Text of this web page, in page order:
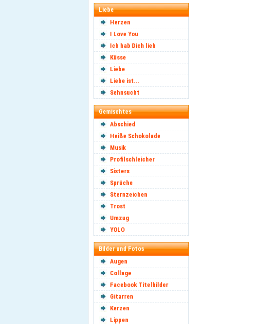
Liebe
Herzen
I Love You
Ich hab Dich lieb
Küsse
Liebe
Liebe ist...
Sehnsucht
Gemischtes
Abschied
Heiße Schokolade
Musik
Profilschleicher
Sisters
Sprüche
Sternzeichen
Trost
Umzug
YOLO
Bilder und Fotos
Augen
Collage
Facebook Titelbilder
Gitarren
Kerzen
Lippen